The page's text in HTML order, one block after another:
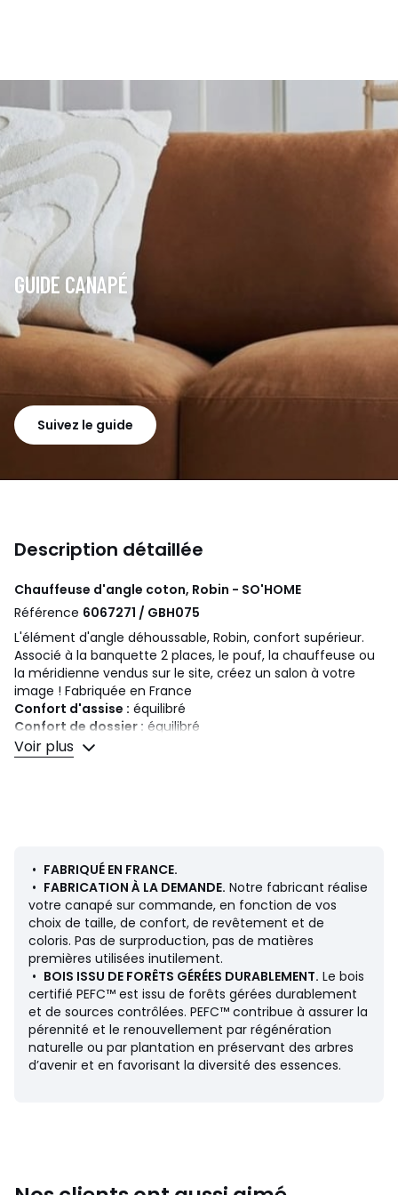
GUIDE CANAPÉ
Suivez le guide
Description détaillée
Chauffeuse d'angle coton, Robin - SO'HOME
Référence 6067271 / GBH075
L'élément d'angle déhoussable, Robin, confort supérieur.
Associé à la banquette 2 places, le pouf, la chauffeuse ou
la méridienne vendus sur le site, créez un salon à votre
image ! Fabriquée en France
Confort d'assise : équilibré
Confort de dossier : équilibré
Dimensions
Description
• Revêtement bachette unie 100% coton 280gr/m²
• Échantillons de tissus disponibles sur le site, tapez
"Échantillons Robin" dans le moteur de recherche.
• Système d'accrochage des différents éléments Robin
par bande auto-agrippante double face et amovible.
• Structure en hêtre massif. Bois certifiés PEFC™
• Caisse en panneaux de particules
• Suspension sangles élastiquées entrecroisées.
• Pieds en bouleau teinté wengé, haut. 4,5 cm.
Garnissage
Voir plus
• FABRIQUÉ EN FRANCE.
• FABRICATION À LA DEMANDE. Notre fabricant réalise
votre canapé sur commande, en fonction de vos
choix de taille, de confort, de revêtement et de
coloris. Pas de surproduction, pas de matières
premières utilisées inutilement.
• BOIS ISSU DE FORÊTS GÉRÉES DURABLEMENT. Le bois
certifié PEFC™ est issu de forêts gérées durablement
et de sources contrôlées. PEFC™ contribue à assurer la
pérennité et le renouvellement par régénération
naturelle ou par plantation en préservant des arbres
d’avenir et en favorisant la diversité des essences.